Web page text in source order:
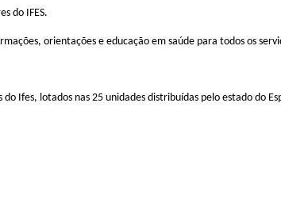
do IFES.
orientações e educação em saúde para todos os
do Ifes, lotados nas25 unidades distribuídas pelo estado do